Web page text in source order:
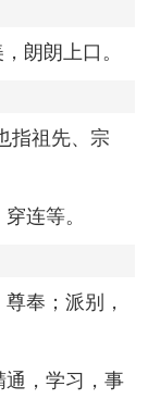
朗朗上口。
指祖先、宗
连等。
奉；派别，
通，学习，事